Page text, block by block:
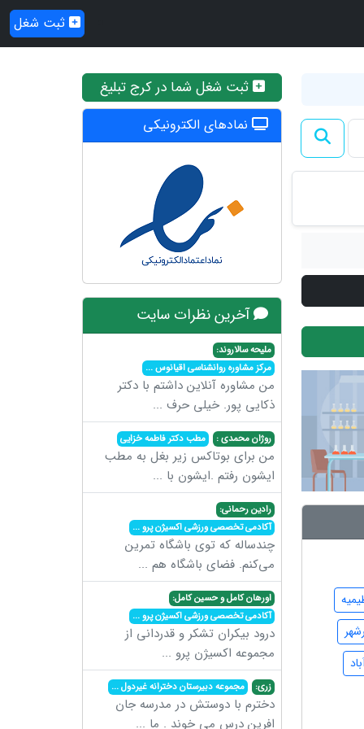
ثبت شغل
ثبت شغل شما در کرج تبلیغ
نمادهای الکترونیکی
آخرین نظرات سایت
ملیحه سالاروند:
مرکز مشاوره روانشناسی اقیانوس...
من مشاوره آنلاین داشتم با دکتر
ذکایی پور. خیلی حرف ...
روژان محمدی : مطب دکتر فاطمه خزایی
من برای بوتاکس زیر بغل به مطب
ایشون رفتم .ایشون با ...
رادین رحمانی:
آکادمی تخصصی ورزشی اکسیژن پرو...
چندساله که توی باشگاه تمرین
می‌کنم. فضای باشگاه هم ...
اورهان کامل و حسین کامل:
آکادمی تخصصی ورزشی اکسیژن پرو...
درود بیکران تشکر و قدردانی از
مجموعه اکسیژن پرو ...
زری: مجموعه دبیرستان دخترانه غیردول...
دخترم با دوستش در مدرسه جان
افرین درس می خوند . ما ...